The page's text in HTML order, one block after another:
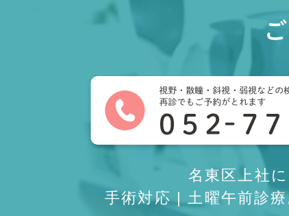
名東区上社
手術対応 | 土曜午前診